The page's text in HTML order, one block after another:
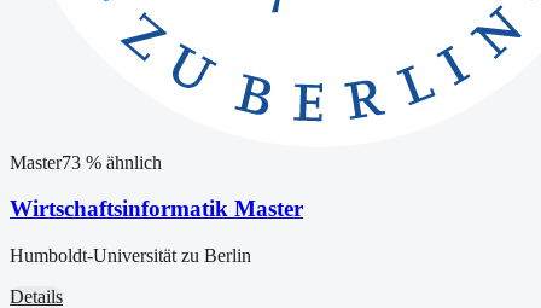
Master73 % ähnlich
Wirtschaftsinformatik Master
Humboldt-Universität zu Berlin
Details